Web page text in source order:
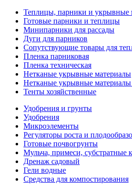
Теплицы, парники и укрывные
Готовые парники и теплицы
Минипарники для рассады
Дуги для парников
Сопутствующие товары для
Пленка парниковая
Пленка техническая
Нетканые укрывные материалы
Нетканые укрывные
Тенты хозяйственные
Удобрения и грунты
Удобрения
Микроэлементы
Регуляторы роста и
Готовые почвогрунты
Мульча, примеси, субстратные
Дренаж садовый
Гели водные
Средства для компостирования